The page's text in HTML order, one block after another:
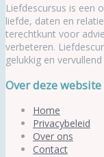
Liefdescursus is een
liefde, daten en
terechtkunt voor
verbeteren.
gelukkig en
Over deze website
Home
Privacybeleid
Over ons
Contact